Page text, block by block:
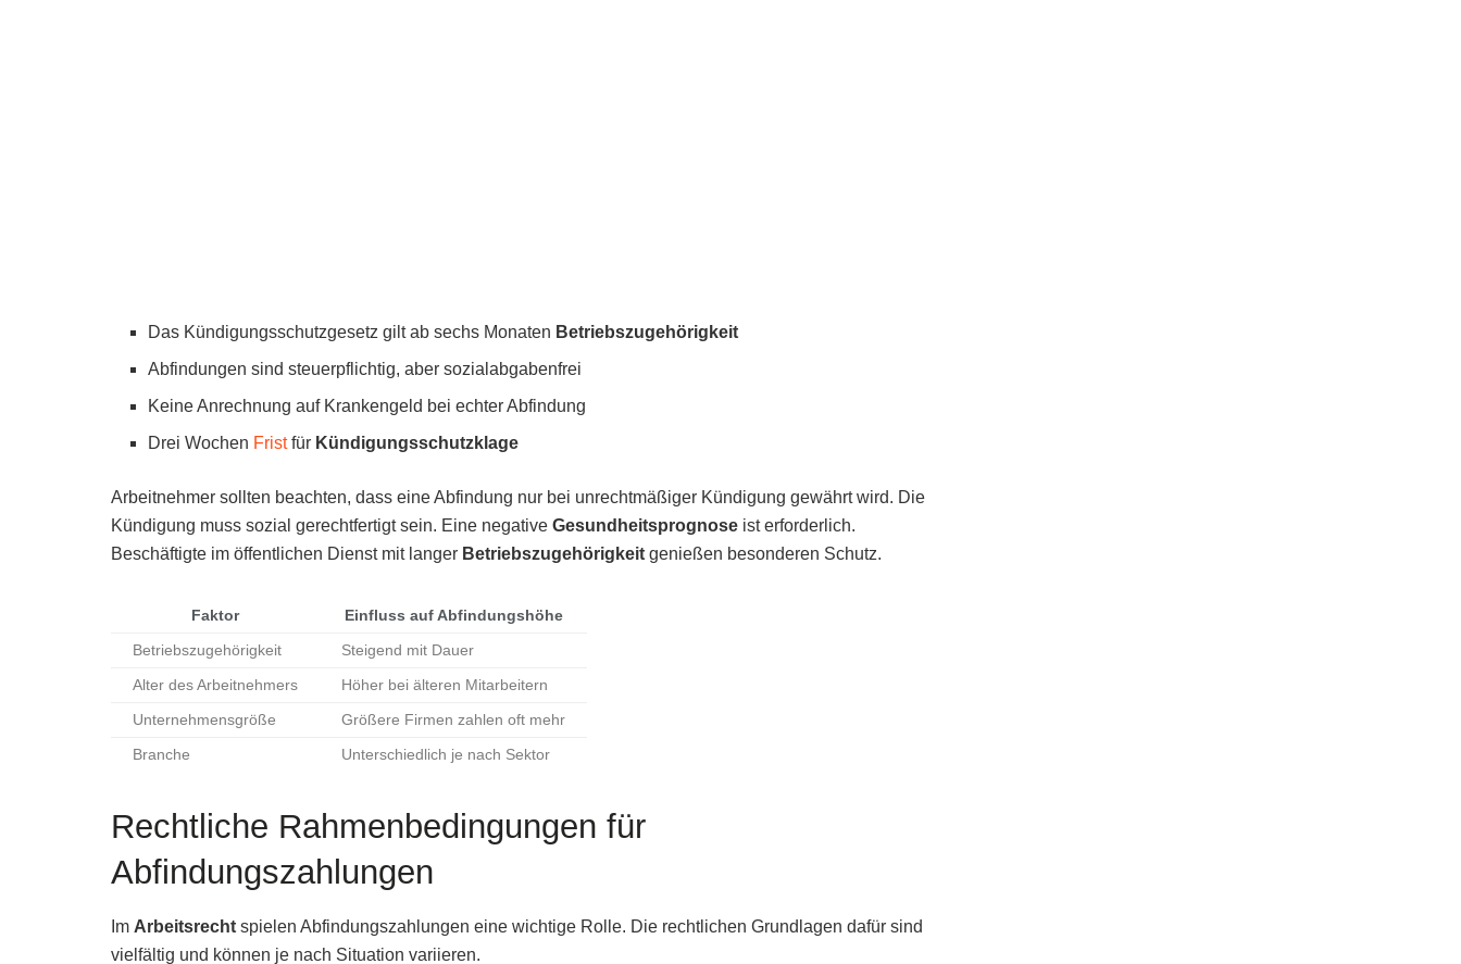
Das Kündigungsschutzgesetz gilt ab sechs Monaten Betriebszugehörigkeit
Abfindungen sind steuerpflichtig, aber sozialabgabenfrei
Keine Anrechnung auf Krankengeld bei echter Abfindung
Drei Wochen Fristfür Kündigungsschutzklage
Arbeitnehmer sollten beachten, dass eine Abfindung nur bei unrechtmäßiger Kündigung gewährt wird. Die
Kündigung muss sozial gerechtfertigt sein. Eine negative Gesundheitsprognose ist erforderlich.
Beschäftigte im öffentlichen Dienst mit langer Betriebszugehörigkeit genießen besonderen Schutz.
Faktor Einfluss auf Abfindungshöhe
Betriebszugehörigkeit Steigend mit Dauer
Alter des Arbeitnehmers Höher bei älteren Mitarbeitern
Unternehmensgröße Größere Firmen zahlen oft mehr
Branche Unterschiedlich je nach Sektor
Rechtliche Rahmenbedingungen für
Abfindungszahlungen
Im Arbeitsrecht spielen Abfindungszahlungen eine wichtige Rolle. Die rechtlichen Grundlagen dafür sind
vielfältig und können je nach Situation variieren.